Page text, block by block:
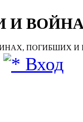
ВОЙНА"
ПОГИБШИХ И
Вход